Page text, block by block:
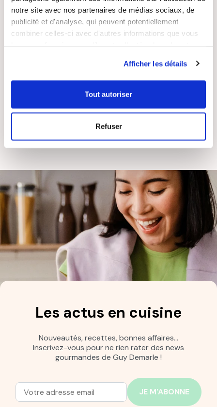
notre site avec nos partenaires de médias sociaux, de
publicité et d'analyse, qui peuvent potentiellement
combiner celles-ci avec d'autres informations que vous
Afficher les détails
Tout autoriser
Refuser
REMBOURSÉ
RÉACTIVE
FRANÇAISE
Les actus en cuisine
Nouveautés, recettes, bonnes affaires…
Inscrivez-vous pour ne rien rater des news
gourmandes de Guy Demarle !
Adresse mail
Entrez votre adresse mail pour vous abonner à notre